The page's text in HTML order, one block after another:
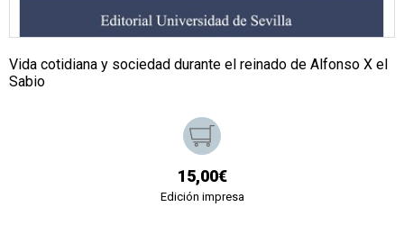
Vida cotidiana y sociedad durante el reinado de Alfonso X el
Sabio
15,00€
Edición impresa